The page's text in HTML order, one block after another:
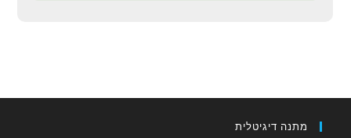
מתנה דיגיטלית